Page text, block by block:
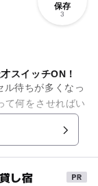
保存
3
スイッチON！
ル待ちが多くなっ
し宿